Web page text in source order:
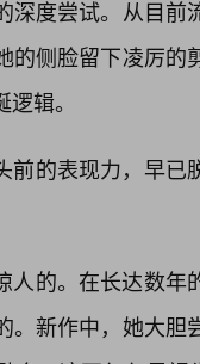
深度尝试。从目
的侧脸留下凌厉
辑。
前的表现力，早
人的。在长达数
。新作中，她大